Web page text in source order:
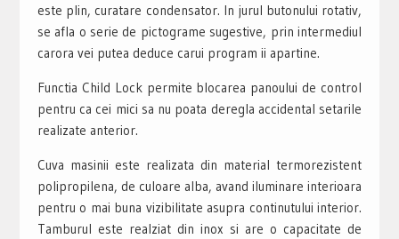
este plin, curatare condensator. In jurul butonului rotativ,
se afla o serie de pictograme sugestive, prin intermediul
carora vei putea deduce carui program ii apartine.
Functia Child Lock permite blocarea panoului de control
pentru ca cei mici sa nu poata deregla accidental setarile
realizate anterior.
Cuva masinii este realizata din material termorezistent
polipropilena, de culoare alba, avand iluminare interioara
pentru o mai buna vizibilitate asupra continutului interior.
Tamburul este realziat din inox si are o capacitate de